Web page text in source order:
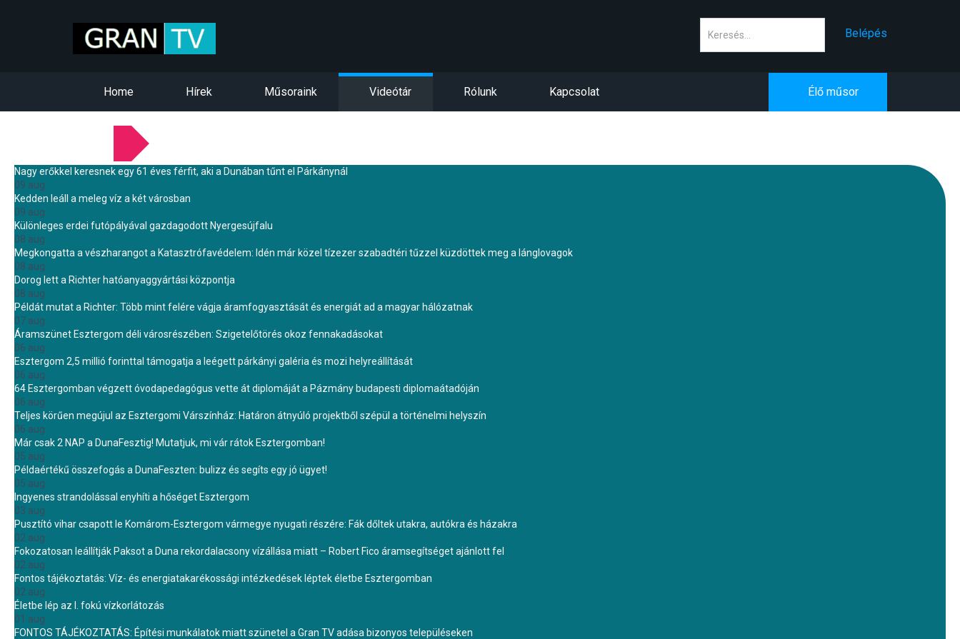
Belépés
Home Hírek Műsoraink Videótár Rólunk Kapcsolat Élő műsor
Nagy erőkkel keresnek egy 61 éves férfit, aki a Dunában tűnt el Párkánynál
09 aug.
Kedden leáll a meleg víz a két városban
09 aug.
Különleges erdei futópályával gazdagodott Nyergesújfalu
08 aug.
Megkongatta a vészharangot a Katasztrófavédelem: Idén már közel tízezer szabadtéri tűzzel küzdöttek meg a lánglovagok
08 aug.
Dorog lett a Richter hatóanyaggyártási központja
08 aug.
Példát mutat a Richter: Több mint felére vágja áramfogyasztását és energiát ad a magyar hálózatnak
07 aug.
Áramszünet Esztergom déli városrészében: Szigetelőtörés okoz fennakadásokat
06 aug.
Esztergom 2,5 millió forinttal támogatja a leégett párkányi galéria és mozi helyreállítását
06 aug.
64 Esztergomban végzett óvodapedagógus vette át diplomáját a Pázmány budapesti diplomaátadóján
06 aug.
Teljes körűen megújul az Esztergomi Várszínház: Határon átnyúló projektből szépül a történelmi helyszín
06 aug.
Már csak 2 NAP a DunaFesztig! Mutatjuk, mi vár rátok Esztergomban!
05 aug.
Példaértékű összefogás a DunaFeszten: bulizz és segíts egy jó ügyet!
05 aug.
Ingyenes strandolással enyhíti a hőséget Esztergom
03 aug.
Pusztító vihar csapott le Komárom-Esztergom vármegye nyugati részére: Fák dőltek utakra, autókra és házakra
02 aug.
Fokozatosan leállítják Paksot a Duna rekordalacsony vízállása miatt – Robert Fico áramsegítséget ajánlott fel
02 aug.
Fontos tájékoztatás: Víz- és energiatakarékossági intézkedések léptek életbe Esztergomban
02 aug.
Életbe lép az I. fokú vízkorlátozás
01 aug.
FONTOS TÁJÉKOZTATÁS: Építési munkálatok miatt szünetel a Gran TV adása bizonyos településeken